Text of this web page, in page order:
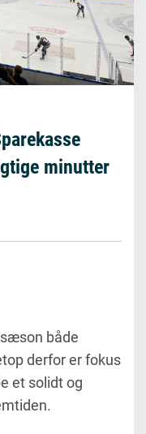
minutter
både
derfor er fokus
et solidt og